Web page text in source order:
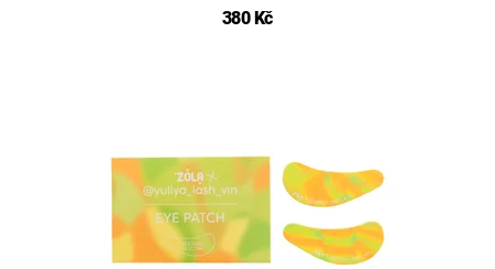
380 Kč